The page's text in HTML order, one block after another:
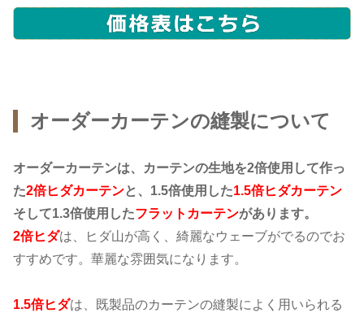
オーダーカーテンの縫製について
オーダーカーテンは、カーテンの生地を2倍使用して作っ
た2倍ヒダカーテンと、1.5倍使用した1.5倍ヒダカーテン
そして1.3倍使用したフラットカーテンがあります。
2倍ヒダは、ヒダ山が高く、綺麗なウェーブがでるのでお
すすめです。華麗な雰囲気になります。
1.5倍ヒダは、既製品のカーテンの縫製によく用いられる